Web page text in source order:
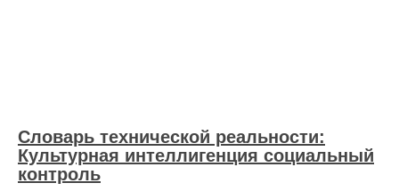
Словарь технической реальности:
Культурная интеллигенция социальный
контроль